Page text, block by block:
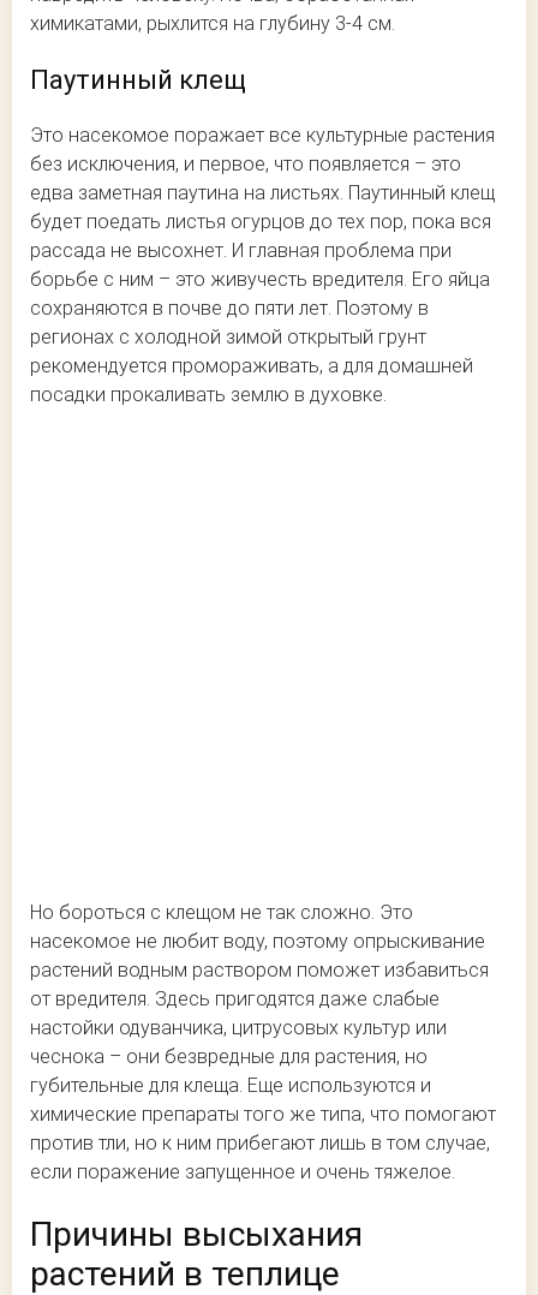
химикатами, рыхлится на глубину 3-4 см.
Паутинный клещ
Это насекомое поражает все культурные растения
без исключения, и первое, что появляется – это
едва заметная паутина на листьях. Паутинный клещ
будет поедать листья огурцов до тех пор, пока вся
рассада не высохнет. И главная проблема при
борьбе с ним – это живучесть вредителя. Его яйца
сохраняются в почве до пяти лет. Поэтому в
регионах с холодной зимой открытый грунт
рекомендуется промораживать, а для домашней
посадки прокаливать землю в духовке.
Но бороться с клещом не так сложно. Это
насекомое не любит воду, поэтому опрыскивание
растений водным раствором поможет избавиться
от вредителя. Здесь пригодятся даже слабые
настойки одуванчика, цитрусовых культур или
чеснока – они безвредные для растения, но
губительные для клеща. Еще используются и
химические препараты того же типа, что помогают
против тли, но к ним прибегают лишь в том случае,
если поражение запущенное и очень тяжелое.
Причины высыхания
растений в теплице